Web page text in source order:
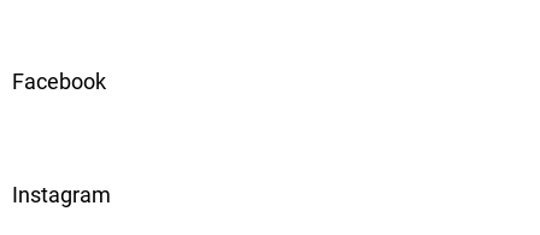
Facebook
Instagram